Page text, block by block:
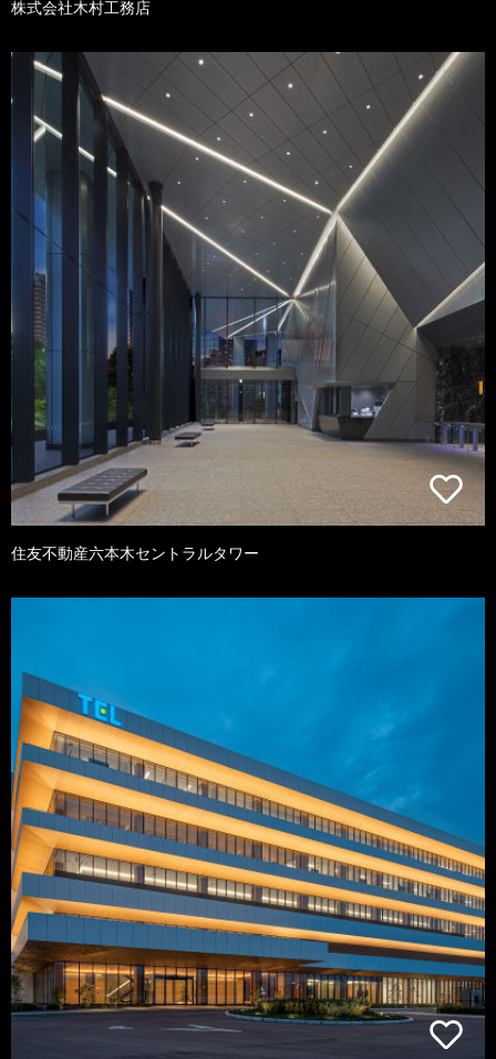
株式会社木村工務店
住友不動産六本木セントラルタワー